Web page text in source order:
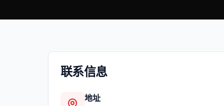
联系信息
地址